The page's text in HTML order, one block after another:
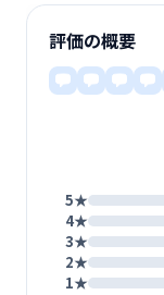
評価の概要
5★
4★
3★
2★
1★